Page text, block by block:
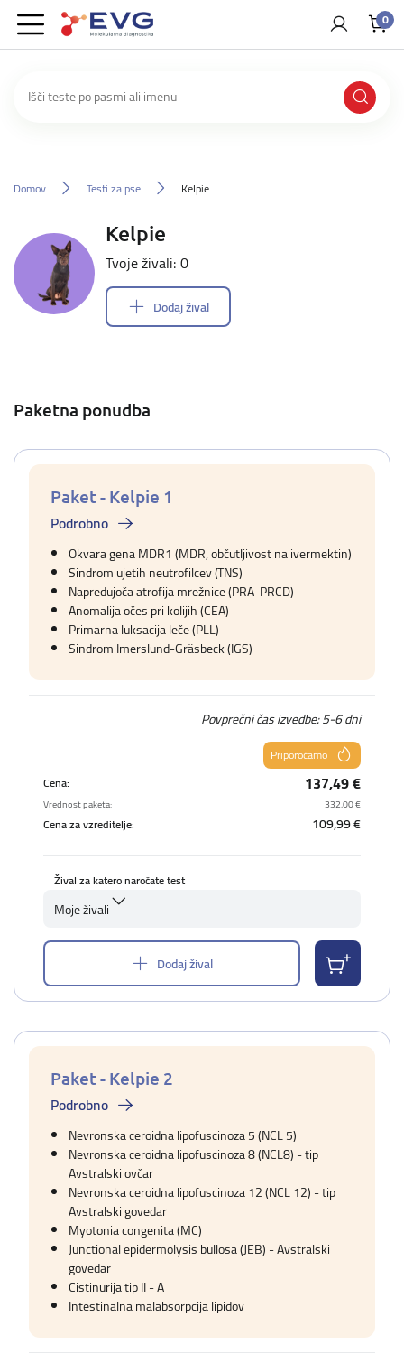
0
Domov Testi za pse Kelpie
Kelpie
Tvoje živali: 0
Dodaj žival
Paketna ponudba
Paket - Kelpie 1
Podrobno
Okvara gena MDR1 (MDR, občutljivost na ivermektin)
Sindrom ujetih neutrofilcev (TNS)
Napredujoča atrofija mrežnice (PRA-PRCD)
Anomalija očes pri kolijih (CEA)
Primarna luksacija leče (PLL)
Sindrom Imerslund-Gräsbeck (IGS)
Povprečni čas izvedbe: 5-6 dni
Priporočamo
Cena:
137,49 €
Vrednost paketa: 332,00 €
Cena za vzreditelje: 109,99 €
Žival za katero naročate test
Moje živali
Dodaj žival
Paket - Kelpie 2
Podrobno
Nevronska ceroidna lipofuscinoza 5 (NCL 5)
Nevronska ceroidna lipofuscinoza 8 (NCL8) - tip
Avstralski ovčar
Nevronska ceroidna lipofuscinoza 12 (NCL 12) - tip
Avstralski govedar
Myotonia congenita (MC)
Junctional epidermolysis bullosa (JEB) - Avstralski
govedar
Cistinurija tip II - A
Intestinalna malabsorpcija lipidov